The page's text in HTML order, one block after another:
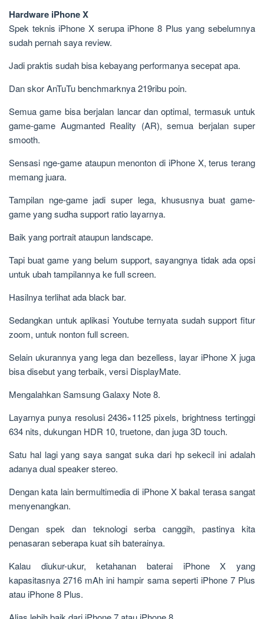
Hardware iPhone X
Spek teknis iPhone X serupa iPhone 8 Plus yang sebelumnya
sudah pernah saya review.
Jadi praktis sudah bisa kebayang performanya secepat apa.
Dan skor AnTuTu benchmarknya 219ribu poin.
Semua game bisa berjalan lancar dan optimal, termasuk untuk
game-game Augmanted Reality (AR), semua berjalan super
smooth.
Sensasi nge-game ataupun menonton di iPhone X, terus terang
memang juara.
Tampilan nge-game jadi super lega, khususnya buat game-
game yang sudha support ratio layarnya.
Baik yang portrait ataupun landscape.
Tapi buat game yang belum support, sayangnya tidak ada opsi
untuk ubah tampilannya ke full screen.
Hasilnya terlihat ada black bar.
Sedangkan untuk aplikasi Youtube ternyata sudah support fitur
zoom, untuk nonton full screen.
Selain ukurannya yang lega dan bezelless, layar iPhone X juga
bisa disebut yang terbaik, versi DisplayMate.
Mengalahkan Samsung Galaxy Note 8.
Layarnya punya resolusi 2436×1125 pixels, brightness tertinggi
634 nits, dukungan HDR 10, truetone, dan juga 3D touch.
Satu hal lagi yang saya sangat suka dari hp sekecil ini adalah
adanya dual speaker stereo.
Dengan kata lain bermultimedia di iPhone X bakal terasa sangat
menyenangkan.
Dengan spek dan teknologi serba canggih, pastinya kita
penasaran seberapa kuat sih baterainya.
Kalau diukur-ukur, ketahanan baterai iPhone X yang
kapasitasnya 2716 mAh ini hampir sama seperti iPhone 7 Plus
atau iPhone 8 Plus.